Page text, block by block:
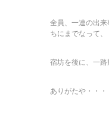
全員、一連の出
ちにまでなって、
宿坊を後に、一路
ありがたや・・・